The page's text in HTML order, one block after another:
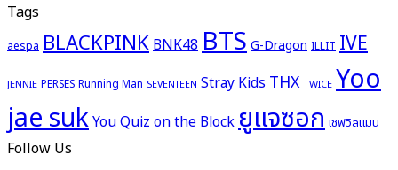
Tags
aespa BLACKPINK BNK48 BTSG-Dragon ILLIT IVE
JENNIE PERSES Running Man SEVENTEEN Stray Kids THX TWICE Yoo
jae sukYou Quiz on the Blockยูแจซอก เชฟวิลแมน
Follow Us